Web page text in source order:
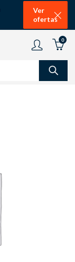
Ver
ofertas
0